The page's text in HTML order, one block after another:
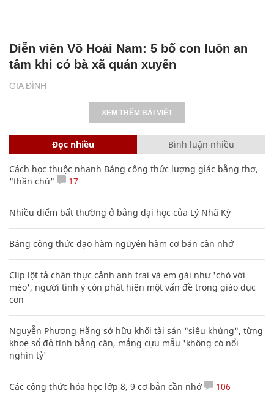
GIA ĐÌNH
Diễn viên Võ Hoài Nam: 5 bố con luôn an
tâm khi có bà xã quán xuyến
XEM THÊM BÀI VIẾT
Đọc nhiều Bình luận nhiều
Cách học thuộc nhanh Bảng công thức lượng giác bằng thơ,
"thần chú"
17
Nhiều điểm bất thường ở bằng đại học của Lý Nhã Kỳ
Bảng công thức đạo hàm nguyên hàm cơ bản cần nhớ
Clip lột tả chân thực cảnh anh trai và em gái như 'chó với
mèo', người tinh ý còn phát hiện một vấn đề trong giáo dục
con
Nguyễn Phương Hằng sở hữu khối tài sản "siêu khủng", từng
khoe sổ đỏ tính bằng cân, mắng cựu mẫu 'không có nổi
nghìn tỷ'
Các công thức hóa học lớp 8, 9 cơ bản cần nhớ 106